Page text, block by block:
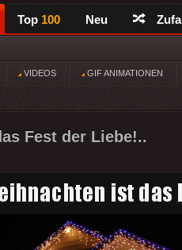
Top 100 Neu
VIDEOS GIF ANIMATIONEN
Fest der Liebe!..